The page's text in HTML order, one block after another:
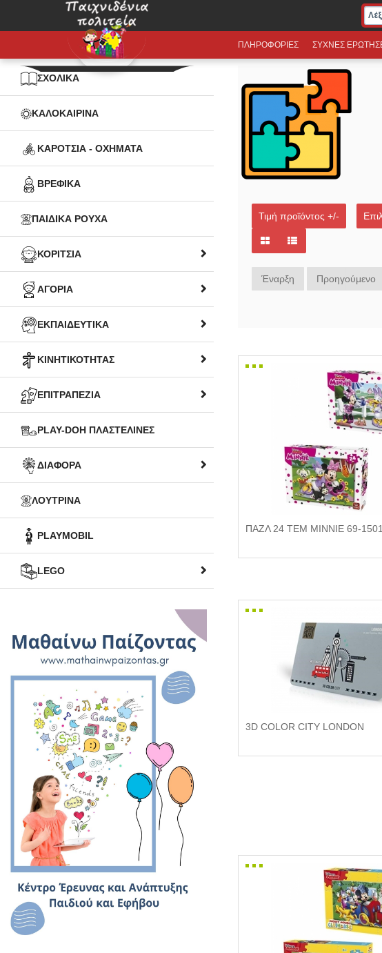
ΠΛΗΡΟΦΟΡΙΕΣ ΣΥΧΝΕΣ
ΣΧΟΛΙΚΑ
ΚΑΛΟΚΑΙΡΙΝΑ
ΚΑΡΟΤΣΙΑ - ΟΧΗΜΑΤΑ
ΒΡΕΦΙΚΑ
ΠΑΙΔΙΚΑ ΡΟΥΧΑ
ΚΟΡΙΤΣΙΑ
ΑΓΟΡΙΑ
ΕΚΠΑΙΔΕΥΤΙΚΑ
ΚΙΝΗΤΙΚΟΤΗΤΑΣ
ΕΠΙΤΡΑΠΕΖΙΑ
PLAY-DOH ΠΛΑΣΤΕΛΙΝΕΣ
ΔΙΑΦΟΡΑ
ΛΟΥΤΡΙΝΑ
PLAYMOBIL
LEGO
Τιμή προϊόντος +/-
Έναρξη Προηγούμενο
ΠΑΖΛ 24 ΤΕΜ ΜΙΝΝΙΕ 69-1501
3D COLOR CITY LONDON